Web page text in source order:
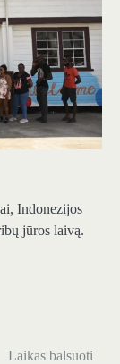
Indonezijos
jūros laivą.
Laikas balsuoti